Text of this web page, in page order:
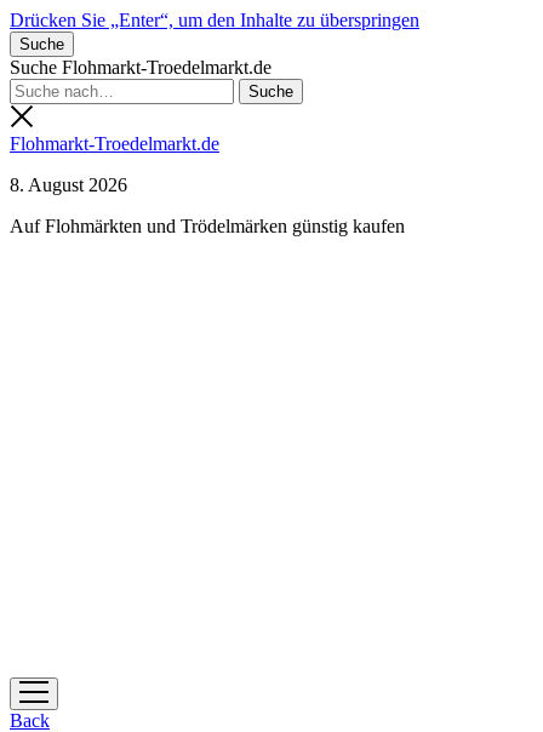
Drücken Sie „Enter“, um den Inhalte zu überspringen
Suche
Suche Flohmarkt-Troedelmarkt.de
Flohmarkt-Troedelmarkt.de
8. August 2026
Auf Flohmärkten und Trödelmärken günstig kaufen
Menü
öffnen
Back